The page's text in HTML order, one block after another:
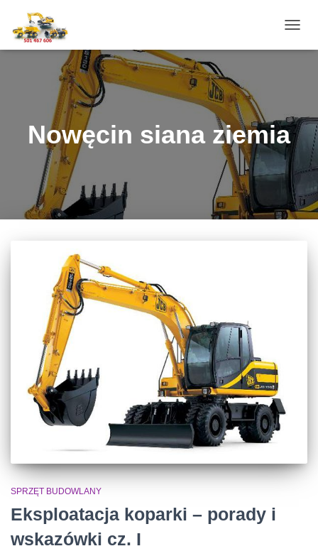
Nowęcin siana ziemia
SPRZĘT BUDOWLANY
Eksploatacja koparki – porady i
wskazówki cz. I